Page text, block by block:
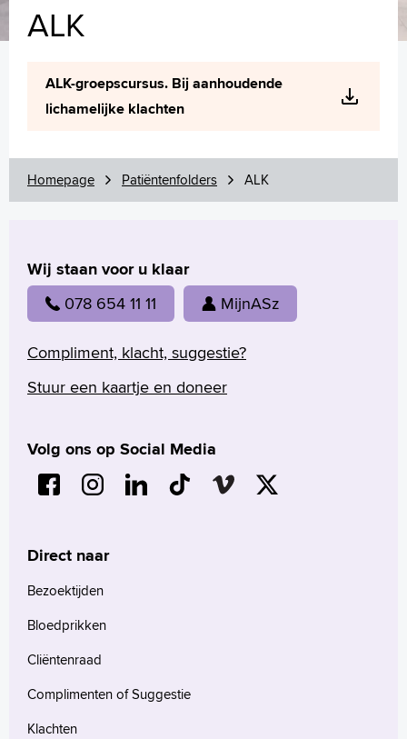
Tekstgrootte A
Zoeken
Polski
Türkçe
Arabisch
ALK
ALK-groepscursus. Bij aanhoudende
lichamelijke klachten
Homepage Patiëntenfolders ALK
Wij staan voor u klaar
078 654 11 11 MijnASz
Compliment, klacht, suggestie?
Stuur een kaartje en doneer
Volg ons op Social Media
Direct naar
Bezoektijden
Bloedprikken
Cliëntenraad
Complimenten of Suggestie
Klachten